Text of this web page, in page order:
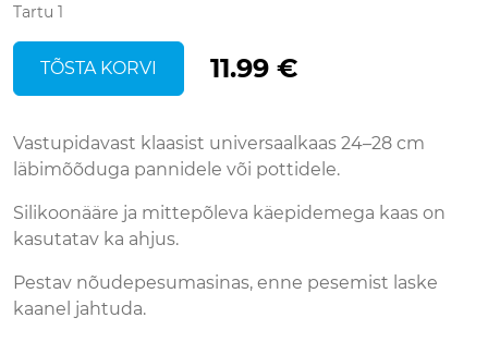
Tartu 1
TÕSTA KORVI 11.99 €
Vastupidavast klaasist universaalkaas 24–28 cm
läbimõõduga pannidele või pottidele.
Silikoonääre ja mittepõleva käepidemega kaas on
kasutatav ka ahjus.
Pestav nõudepesumasinas, enne pesemist laske
kaanel jahtuda.